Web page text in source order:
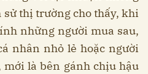
sử thị trường cho thấy, khi
những người mua sau,
nhân nhỏ lẻ hoặc người
mới là bên gánh chịu hậu